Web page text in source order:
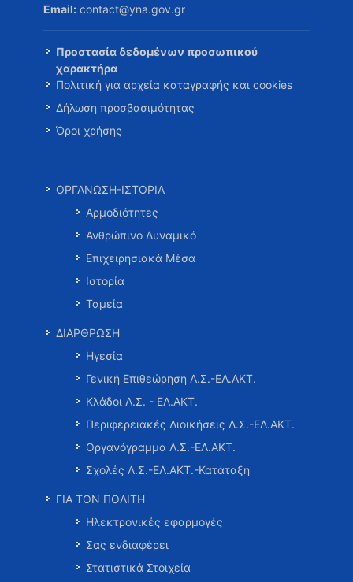
Email: contact@yna.gov.gr
Προστασία δεδομένων προσωπικού
χαρακτήρα
Πολιτική για αρχεία καταγραφής και cookies
Δήλωση προσβασιμότητας
Όροι χρήσης
ΟΡΓΑΝΩΣΗ-ΙΣΤΟΡΙΑ
Αρμοδιότητες
Ανθρώπινο Δυναμικό
Επιχειρησιακά Μέσα
Ιστορία
Ταμεία
ΔΙΑΡΘΡΩΣΗ
Ηγεσία
Γενική Επιθεώρηση Λ.Σ.-ΕΛ.ΑΚΤ.
Κλάδοι Λ.Σ. - ΕΛ.ΑΚΤ.
Περιφερειακές Διοικήσεις Λ.Σ.-ΕΛ.ΑΚΤ.
Οργανόγραμμα Λ.Σ.-ΕΛ.ΑΚΤ.
Σχολές Λ.Σ.-ΕΛ.ΑΚΤ.-Κατάταξη
ΓΙΑ ΤΟΝ ΠΟΛΙΤΗ
Ηλεκτρονικές εφαρμογές
Σας ενδιαφέρει
Στατιστικά Στοιχεία